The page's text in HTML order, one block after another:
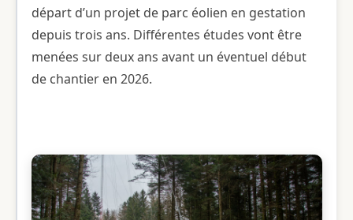
départ d’un projet de parc éolien en gestation
depuis trois ans. Différentes études vont être
menées sur deux ans avant un éventuel début
de chantier en 2026.